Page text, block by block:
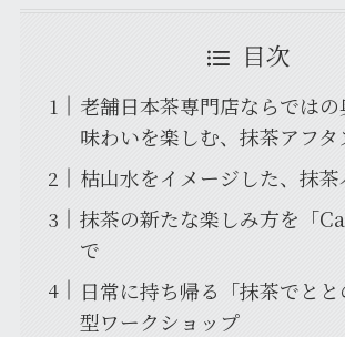
目次
老舗日本茶専門店ならではの
味わいを楽しむ、抹茶アフタ
枯山水をイメージした、抹茶
抹茶の新たな楽しみ方を「
で
日常に持ち帰る「抹茶でと
型ワークショップ